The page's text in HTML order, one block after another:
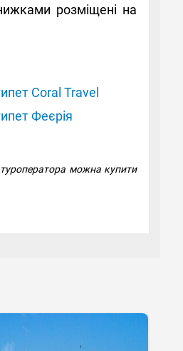
розміщені на
Coral Travel
Феєрія
туроператора можна купити